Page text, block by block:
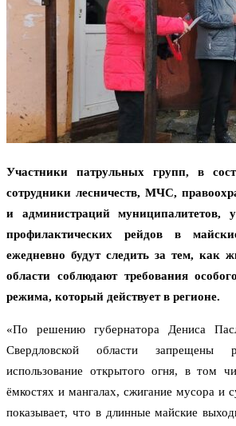
Участники патрульных групп, в
сотрудники лесничеств, МЧС,
и администраций муниципалитетов,
профилактических рейдов в
ежедневно будут следить за тем, как
области соблюдают требования
режима, который действует в регионе.
«По решению губернатора Дениса
Свердловской области запрещены
использование открытого огня, в том
ёмкостях и мангалах, сжигание мусора и
показывает, что в длинные майские